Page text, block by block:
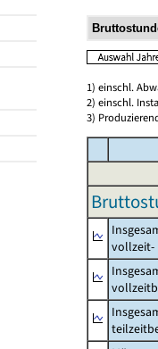
1) einschl.
2) einschl.
3)
vollzeit-